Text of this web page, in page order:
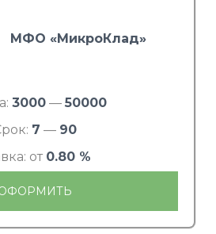
МФО «МикроКлад»
3000 — 50000
7 — 90
от 0.80 %